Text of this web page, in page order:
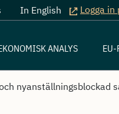
In English Logga
ANALYS EU-
nyanställningsblockad